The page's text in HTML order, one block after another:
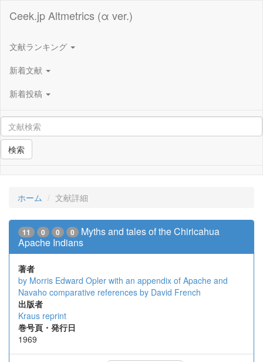
Ceek.jp Altmetrics (α ver.)
文献ランキング
新着文献
新着投稿
検索
ホーム 文献詳細
11 0 0 0
Myths and tales of the Chiricahua
Apache Indians
著者
by Morris Edward Opler with an appendix of Apache and
Navaho comparative references by David French
出版者
Kraus reprint
巻号頁・発行日
1969